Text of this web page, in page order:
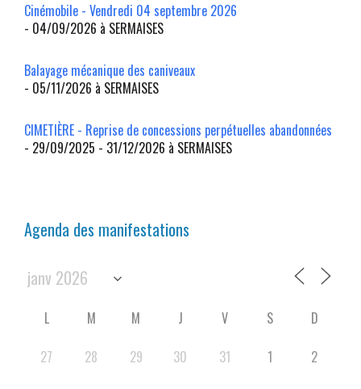
Cinémobile - Vendredi 04 septembre 2026
- 04/09/2026 à SERMAISES
Balayage mécanique des caniveaux
- 05/11/2026 à SERMAISES
CIMETIÈRE - Reprise de concessions perpétuelles abandonnées
- 29/09/2025 - 31/12/2026 à SERMAISES
Agenda des manifestations
L M M J V S
D
27
28 29 30 31 1 2